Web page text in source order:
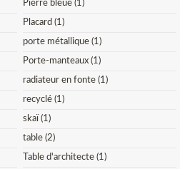
Pierre bleue (1)
Placard (1)
porte métallique (1)
Porte-manteaux (1)
radiateur en fonte (1)
recyclé (1)
skaï (1)
table (2)
Table d'architecte (1)